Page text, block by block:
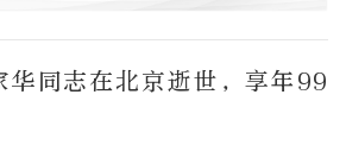
同志在北京逝世，享年99